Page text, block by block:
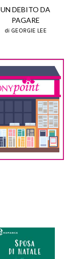
UN DEBITO DA
PAGARE
di GEORGIE LEE